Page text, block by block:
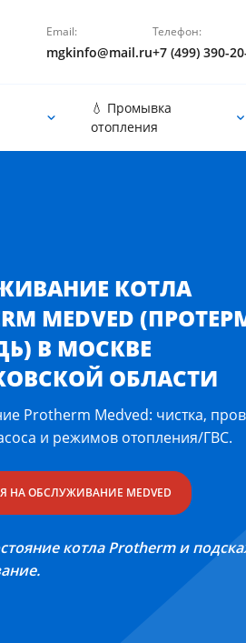
Email:
mgkinfo@mail.ru
Телефон:
+7 (499) 390-
💧 Промывка
отопления
КОТЛА
MEDVED
В МОСКВЕ
ОБЛАСТИ
Protherm Medved: чистка,
и режимов отопления/ГВС.
НА ОБСЛУЖИВАНИЕ MEDVED
котла Protherm и